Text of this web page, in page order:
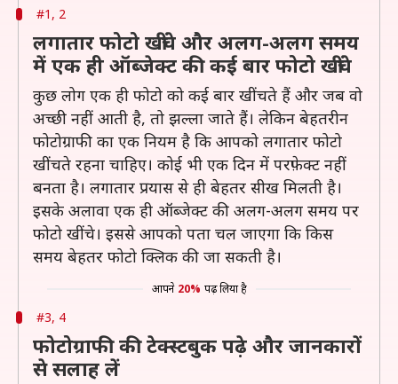
#1, 2
लगातार फोटो खींचे और अलग-अलग समय
में एक ही ऑब्जेक्ट की कई बार फोटो खींचे
कुछ लोग एक ही फोटो को कई बार खींचते हैं और जब वो
अच्छी नहीं आती है, तो झल्ला जाते हैं। लेकिन बेहतरीन
फोटोग्राफी का एक नियम है कि आपको लगातार फोटो
खींचते रहना चाहिए। कोई भी एक दिन में परफ़ेक्ट नहीं
बनता है। लगातार प्रयास से ही बेहतर सीख मिलती है।
इसके अलावा एक ही ऑब्जेक्ट की अलग-अलग समय पर
फोटो खींचे। इससे आपको पता चल जाएगा कि किस
समय बेहतर फोटो क्लिक की जा सकती है।
आपने 20% पढ़ लिया है
#3, 4
फोटोग्राफी की टेक्स्टबुक पढ़े और जानकारों
से सलाह लें